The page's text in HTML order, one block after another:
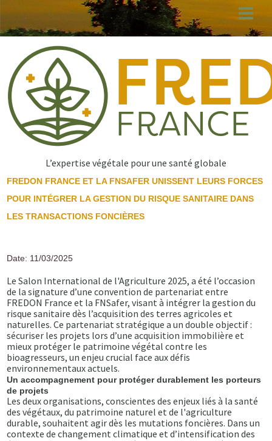
au
principal
L’expertise végétale pour une santé globale
FREDON FRANCE ET LA FNSAFER UNISSENT LEURS FORCES
POUR INTÉGRER LA GESTION DU RISQUE SANITAIRE DANS
LES TRANSACTIONS FONCIÈRES
Date: 11/03/2025
Le Salon International de l'Agriculture 2025, a été l’occasion
de la signature d’une convention de partenariat entre
FREDON France et la FNSafer, visant à intégrer la gestion du
risque sanitaire dès l’acquisition des terres agricoles et
naturelles. Ce partenariat stratégique a un double objectif :
sécuriser les projets lors d’une acquisition immobilière et
mieux protéger le patrimoine végétal contre les
bioagresseurs, un enjeu crucial face aux défis
environnementaux actuels.
Un accompagnement pour protéger durablement les porteurs
de projets
Les deux organisations, conscientes des enjeux liés à la santé
des végétaux, du patrimoine naturel et de l'agriculture
durable, souhaitent agir dès les mutations foncières. Dans un
contexte de changement climatique et d’intensification des